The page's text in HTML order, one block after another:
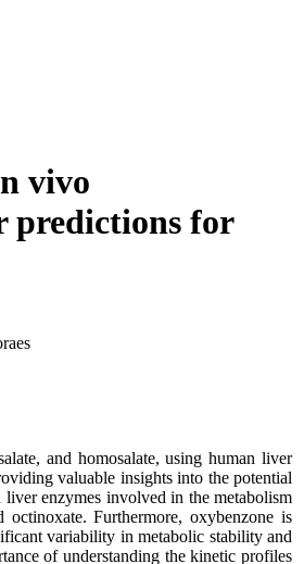
vivo
predictions for
and homosalate, using human liver
valuable insights into the potential
enzymes involved in the metabolism
Furthermore, oxybenzone is
variability in metabolic stability and
of understanding the kinetic profiles